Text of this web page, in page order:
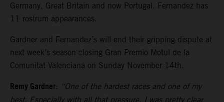
Germany, Great Britain and now Portugal. Fernandez has
11 rostrum appearances.
Gardner and Fernandez’s will end their gripping dispute at
next week’s season-closing Gran Premio Motul de la
Comunitat Valenciana on Sunday November 14th.
Remy Gardner: “One of the hardest races and one of my
best. Especially with all that pressure. I was pretty clear